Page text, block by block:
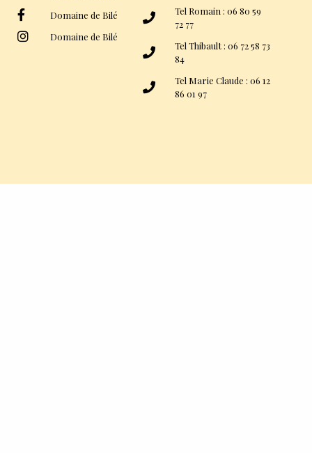
Domaine de Bilé
Domaine de Bilé
Tel Romain : 06 80 59
72 77
Tel Thibault : 06 72 58 73
84
Tel Marie Claude : 06 12
86 01 97